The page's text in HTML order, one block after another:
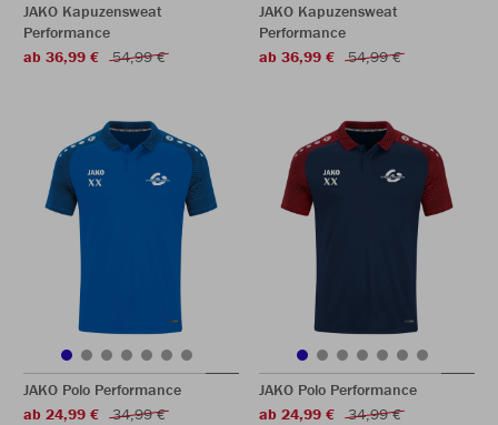
JAKO Kapuzensweat
Performance
ab 36,99 €
54,99 €
JAKO Kapuzensweat
Performance
ab 36,99 €
54,99 €
JAKO Polo Performance
ab 24,99 €
34,99 €
JAKO Polo Performance
ab 24,99 €
34,99 €